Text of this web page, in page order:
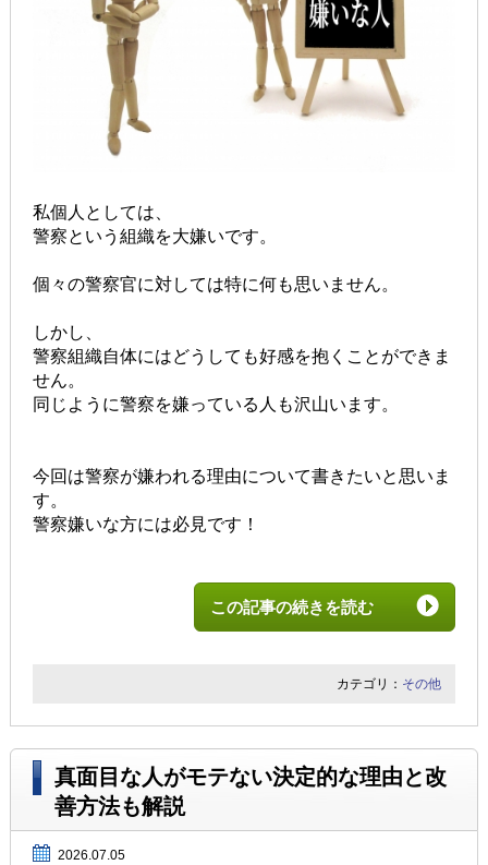
私個人としては、
警察という組織を大嫌いです。
個々の警察官に対しては特に何も思いません。
しかし、
警察組織自体にはどうしても好感を抱くことができま
せん。
同じように警察を嫌っている人も沢山います。
今回は警察が嫌われる理由について書きたいと思いま
す。
警察嫌いな方には必見です！
この記事の続きを読む
カテゴリ： その他
真面目な人がモテない決定的な理由と改
善方法も解説
2026.07.05